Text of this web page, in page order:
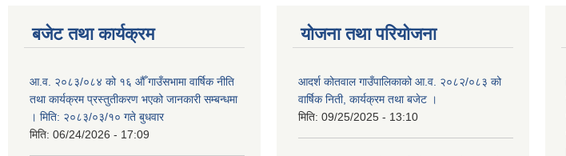
बजेट तथा कार्यक्रम
आ.व. २०८३/०८४ को १६ औँ गाउँसभामा वार्षिक नीति
तथा कार्यक्रम प्रस्तुतीकरण भएको जानकारी सम्बन्धमा
। मिति: २०८३/०३/१० गते बुधवार
मिति: 06/24/2026 - 17:09
योजना तथा परियोजना
आदर्श कोतवाल गाउँपालिकाको आ.व. २०८२/०८३ को
वार्षिक निती, कार्यक्रम तथा बजेट ।
मिति: 09/25/2025 - 13:10